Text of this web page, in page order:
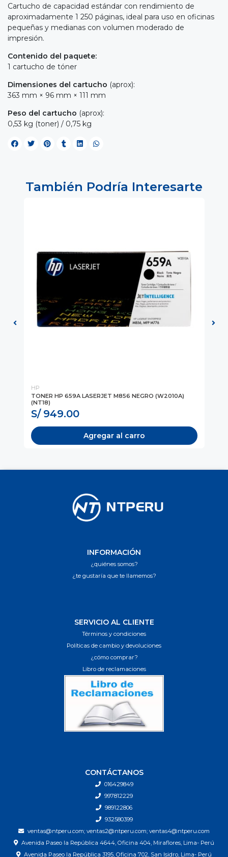
Cartucho de capacidad estándar con rendimiento de
aproximadamente 1 250 páginas, ideal para uso en oficinas
pequeñas y medianas con volumen moderado de
impresión.
Contenido del paquete:
1 cartucho de tóner
Dimensiones del cartucho (aprox):
363 mm × 96 mm × 111 mm
Peso del cartucho (aprox):
0,53 kg (toner) / 0,75 kg
También Podría Interesarte
HP
TONER HP 659A LASERJET M856 NEGRO (W2010A)
(NT18)
S/ 949.00
Agregar al carro
INFORMACIÓN
¿quiénes somos?
¿te gustaría que te llamemos?
SERVICIO AL CLIENTE
Términos y condiciones
Políticas de cambio y devoluciones
¿cómo comprar?
Libro de reclamaciones
CONTÁCTANOS
016429849
997812229
989122806
932580399
ventas@ntperu.com; ventas2@ntperu.com; ventas4@ntperu.com
Avenida Paseo la República 4644, Oficina 404, Miraflores, Lima- Perú
Avenida Paseo la República 3195, Oficina 702, San Isidro, Lima- Perú